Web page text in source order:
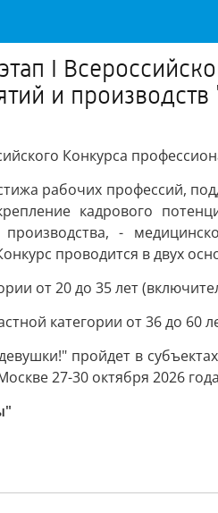
I
и
Конкурса
рабочих профессий,
кадрового
производства, -
проводится в двух
от 20 до 35 лет
категории от 36 до 60
пройдет в
27-30 октября 2026